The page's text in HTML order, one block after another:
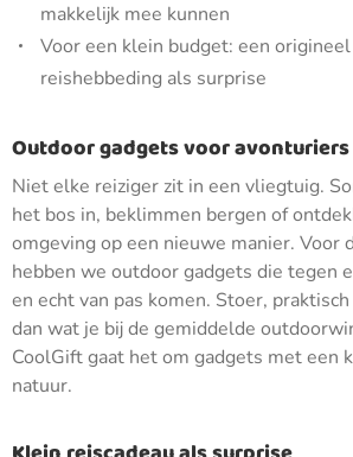
makkelijk mee kunnen
Voor een klein budget: een
reishebbeding als surprise
Outdoor gadgets voor avonturiers
Niet elke reiziger zit in een vliegtuig.
het bos in, beklimmen bergen of
omgeving op een nieuwe manier. Voor
hebben we outdoor gadgets die tegen
en echt van pas komen. Stoer,
dan wat je bij de gemiddelde
CoolGift gaat het om gadgets met een
natuur.